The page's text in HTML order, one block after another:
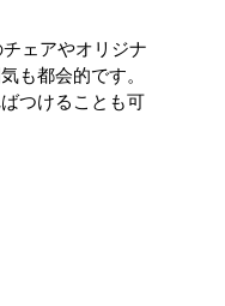
ェアやオリジナ
も都会的です。
つけることも可